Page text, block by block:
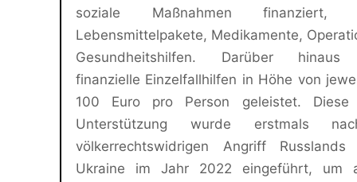
soziale Maßnahmen finanziert,
Lebensmittelpakete, Medikamente,
Gesundheitshilfen. Darüber hinaus
finanzielle Einzelfallhilfen in Höhe von
100 Euro pro Person geleistet.
Unterstützung wurde erstmals
völkerrechtswidrigen Angriff
Ukraine im Jahr 2022 eingeführt, um